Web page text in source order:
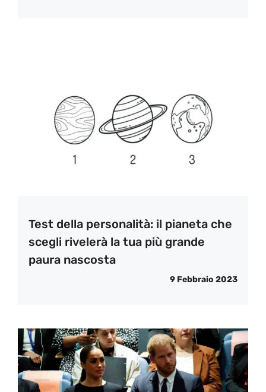
Test della personalità: il pianeta che
scegli rivelerà la tua più grande
paura nascosta
9 Febbraio 2023